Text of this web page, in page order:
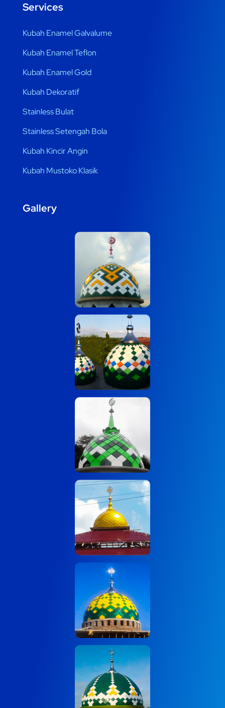
Services
Kubah Enamel Galvalume
Kubah Enamel Teflon
Kubah Enamel Gold
Kubah Dekoratif
Stainless Bulat
Stainless Setengah Bola
Kubah Kincir Angin
Kubah Mustoko Klasik
Gallery